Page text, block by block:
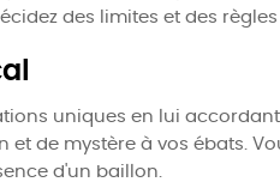
des limites et des
uniques en lui
et de mystère à vos ébats.
d'un baillon.